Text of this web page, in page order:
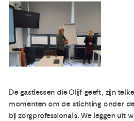
Ervaringsdeskundigheid
Over ons
Contact
De gastlessen die Olijf geeft, zijn
momenten om de stichting onder
bij zorgprofessionals. We leggen uit